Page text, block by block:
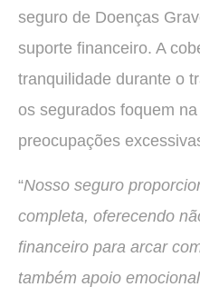
seguro de Doenças
suporte financeiro. A
tranquilidade durante o
os segurados foquem
preocupações
“Nosso seguro
completa, oferecendo
financeiro para arcar
também apoio